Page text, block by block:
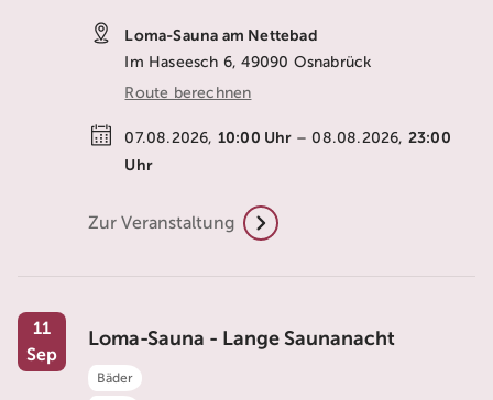
Loma-Sauna am Nettebad
Im Haseesch 6, 49090 Osnabrück
Route berechnen
07.08.2026, 10:00 Uhr – 08.08.2026, 23:00
Uhr
Zur Veranstaltung
11
Sep
Loma-Sauna - Lange Saunanacht
Bäder